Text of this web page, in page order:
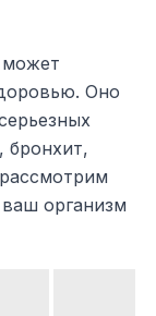
может
Оно
бронхит,
организм